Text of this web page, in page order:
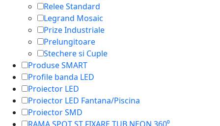
Relee Standard
Legrand Mosaic
Prize Industriale
Prelungitoare
Stechere si Cuple
Produse SMART
Profile banda LED
Proiector LED
Proiector LED Fantana/Piscina
Proiector SMD